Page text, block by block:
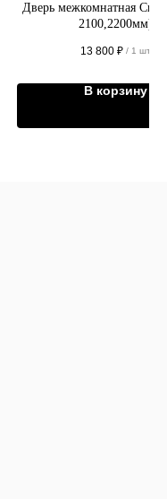
Дверь межкомнатная
2100,2200мм)
13 800 ₽ / 1 шт
В корзину